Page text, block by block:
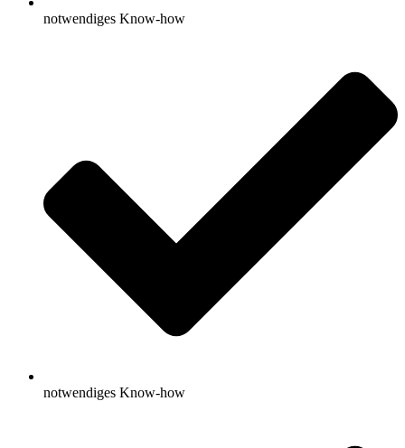
notwendiges Know-how
notwendiges Know-how